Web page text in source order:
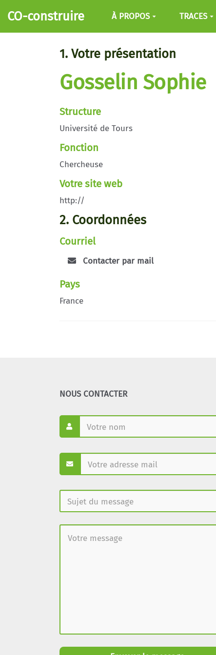
Aller au contenu principal
CO-construire À PROPOS TRACES
1. Votre présentation
Gosselin Sophie
Structure
Université de Tours
Fonction
Chercheuse
Votre site web
http://
2. Coordonnées
Courriel
Contacter par mail
Pays
France
NOUS CONTACTER